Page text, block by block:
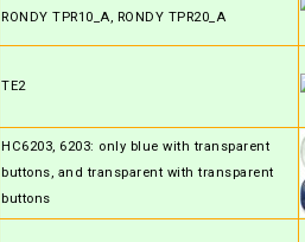
RONDY TPR10_A, RONDY TPR20_A
TE2
HC6203, 6203: only blue with transparent
buttons, and transparent with transparent
buttons